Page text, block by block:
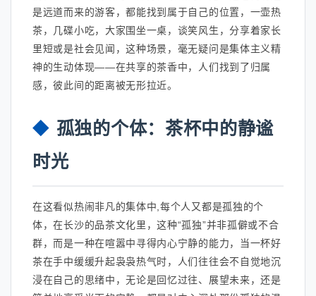
是远道而来的游客，都能找到属于自己的位置，一壶热
茶，几碟小吃，大家围坐一桌，谈笑风生，分享着家长
里短或是社会见闻，这种场景，毫无疑问是集体主义精
神的生动体现——在共享的茶香中，人们找到了归属
感，彼此间的距离被无形拉近。
孤独的个体：茶杯中的静谧
时光
在这看似热闹非凡的集体中,每个人又都是孤独的个
体，在长沙的品茶文化里，这种“孤独”并非孤僻或不合
群，而是一种在喧嚣中寻得内心宁静的能力，当一杯好
茶在手中缓缓升起袅袅热气时，人们往往会不自觉地沉
浸在自己的思绪中，无论是回忆过往、展望未来，还是